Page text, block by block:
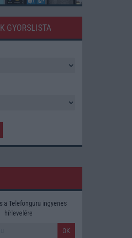
GYORSLISTA
a Telefonguru ingyenes
hírlevelére
OK